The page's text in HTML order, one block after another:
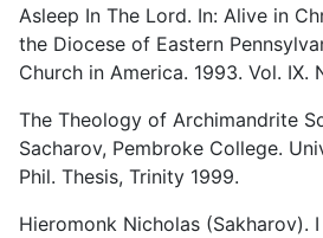
Asleep In The Lord. In: Alive in
the Diocese of Eastern
Church in America. 1993. Vol. IX.
The Theology of Archimandrite
Sacharov, Pembroke College.
Phil. Thesis, Trinity 1999.
Hieromonk Nicholas (Sakharov).